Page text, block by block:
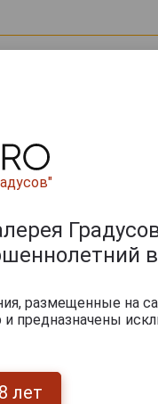
0
размещенные на
предназначены
лет